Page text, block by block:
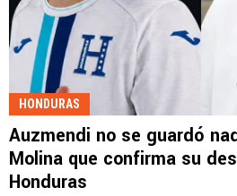
HONDURAS
Auzmendi no se guardó
Molina que confirma su
Honduras